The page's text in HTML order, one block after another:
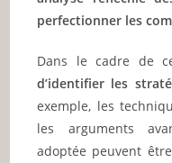
perfectionner les
Dans le cadre de
d’identifier les
exemple, les
les arguments
adoptée peuvent